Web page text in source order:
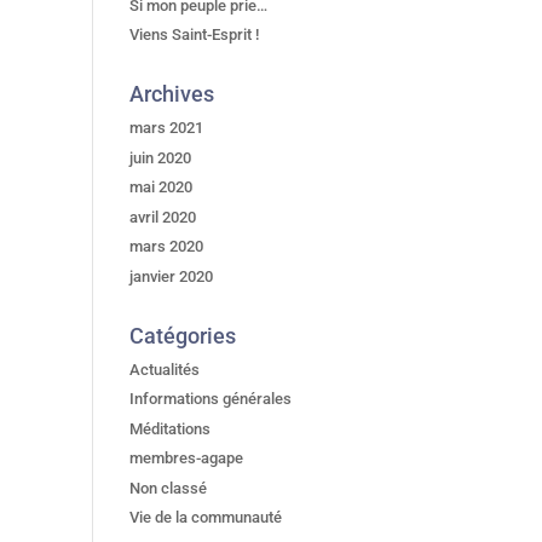
Si mon peuple prie…
Viens Saint-Esprit !
Archives
mars 2021
juin 2020
mai 2020
avril 2020
mars 2020
janvier 2020
Catégories
Actualités
Informations générales
Méditations
membres-agape
Non classé
Vie de la communauté